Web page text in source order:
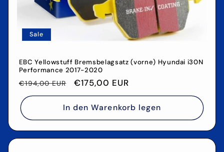
Sale
EBC Yellowstuff Bremsbelagsatz (vorne) Hyundai i30N
Performance 2017-2020
Normaler
Preis
€194,00 EUR Verkaufspreis
€175,00 EUR
In den Warenkorb legen